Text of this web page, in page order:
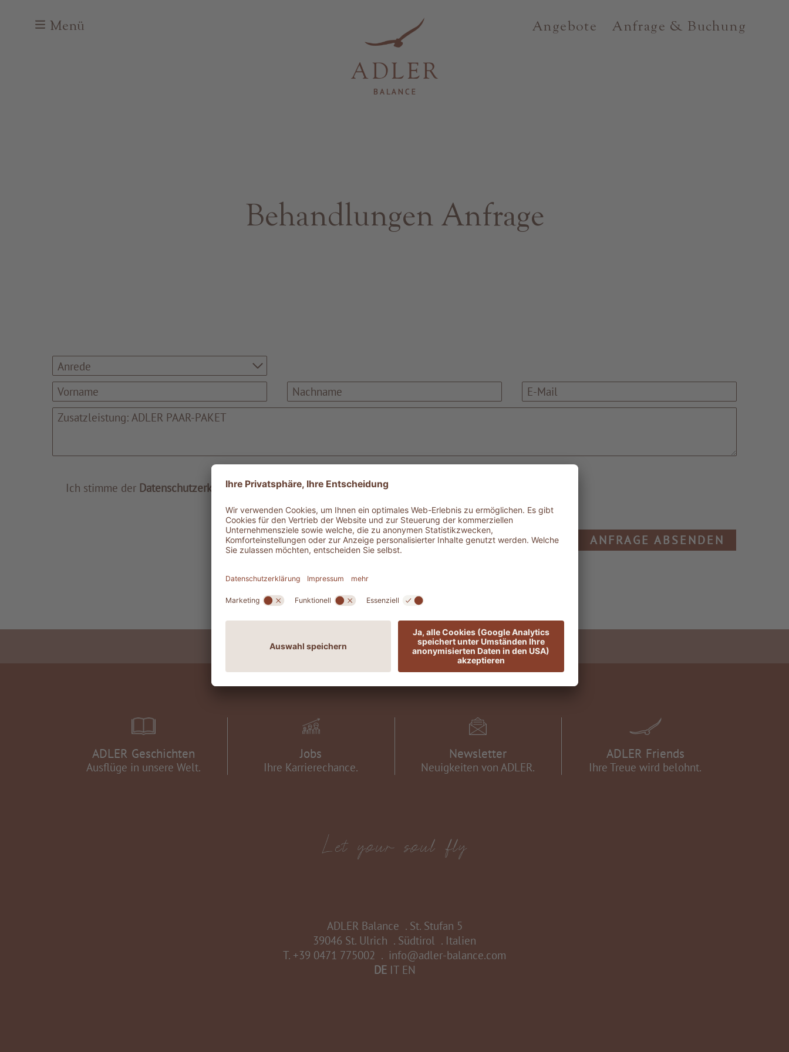
Menü Angebote Anfrage & Buchung
Behandlungen Anfrage
Anrede
Ich stimme der Datenschutzerklärungzu
ANFRAGE ABSENDEN
KONTAKT & ANREISEINFORMATIONEN
ADLER Geschichten
Ausflüge in unsere Welt.
Jobs
Ihre Karrierechance.
Newsletter
Neuigkeiten von ADLER.
ADLER Friends
Ihre Treue wird belohnt.
ADLER Balance . St. Stufan 5
39046 St. Ulrich . Südtirol . Italien
T. +39 0471 775002 . info@adler-balance.com
DE IT EN